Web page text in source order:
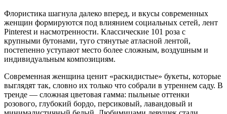
Флористика шагнула далеко вперед, и вкусы современных
женщин формируются под влиянием социальных сетей, лент
Pinterest и насмотренности. Классические 101 роза с
крупными бутонами, туго стянутые атласной лентой,
постепенно уступают место более сложным, воздушным и
индивидуальным композициям.
Современная женщина ценит «раскидистые» букеты, которые
выглядят так, словно их только что собрали в утреннем саду. В
тренде — сложная цветовая гамма: пыльные оттенки
розового, глубокий бордо, персиковый, лавандовый и